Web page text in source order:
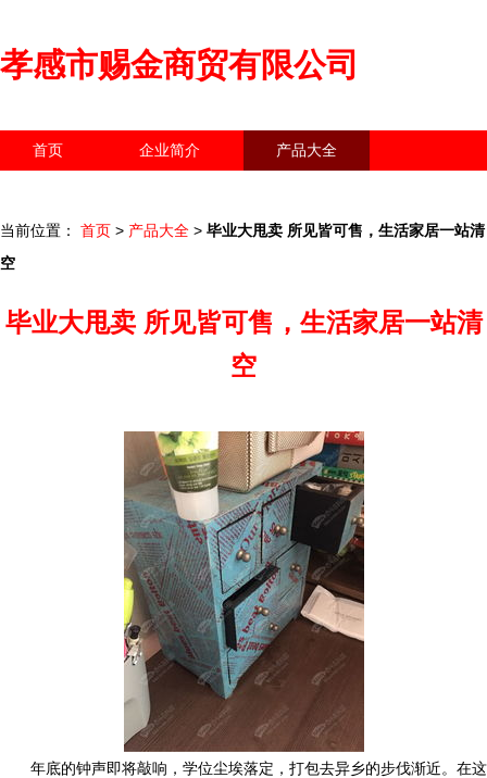
孝感市赐金商贸有限公司
首页 企业简介 产品大全
当前位置： 首页 > 产品大全 > 毕业大甩卖 所见皆可售，生活家居一站清
空
毕业大甩卖 所见皆可售，生活家居一站清
空
年底的钟声即将敲响，学位尘埃落定，打包去异乡的步伐渐近。在这